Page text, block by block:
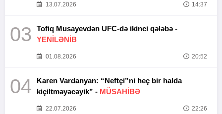
13.07.2026 14:37
03
Tofiq Musayevdən UFC-də ikinci qələbə -
YENİLƏNİB
01.08.2026 20:52
04
Karen Vardanyan: “Neftçi”ni heç bir halda
kiçiltməyəcəyik” - MÜSAHİBƏ
22.07.2026 22:26